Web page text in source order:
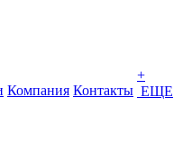
Компания Контакты
+
ЕЩЕ